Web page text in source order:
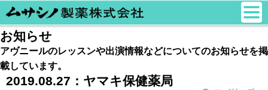
お知らせ
アヴニールのレッスンや出演情報などについてのお知らせを掲
載しています。
2019.08.27： ヤマキ保健薬局